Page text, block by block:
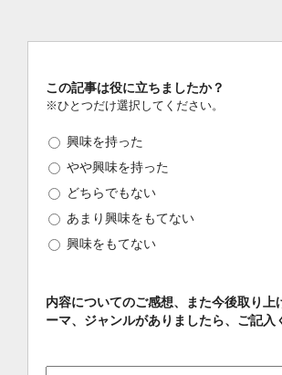
この記事は役に立ちましたか？
※ひとつだけ選択してください。
興味を持った
やや興味を持った
どちらでもない
あまり興味をもてない
興味をもてない
内容についてのご感想、また今後取り上
ーマ、ジャンルがありましたら、ご記入